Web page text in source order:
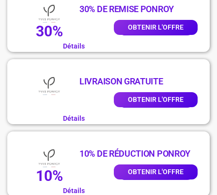
30%
30% DE REMISE PONROY
OBTENIR L'OFFRE
Détails
LIVRAISON GRATUITE
OBTENIR L'OFFRE
Détails
10%
10% DE RÉDUCTION PONROY
OBTENIR L'OFFRE
Détails